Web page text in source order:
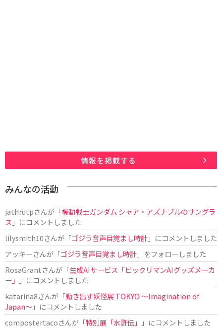
情報を掲載する
みんなの活動
jathrutpさんが「機動戦士ガンダム シャア・アズナブルのサングラ
ス 」にコメントしました
lilysmith10さんが「ゴジラ音声目覚まし時計」にコメントしました
アッキーさんが「ゴジラ音声目覚まし時計」をフォローしました
RosaGrantさんが「生成AIサービス「ビックリマンAIグッズメーカ
ー」
」にコメントしました
katarina8さんが「動き出す妖怪展 TOKYO 〜Imagination of
Japan〜」にコメントしました
compostertacoさんが「特別展「水滸伝」
」にコメントしました